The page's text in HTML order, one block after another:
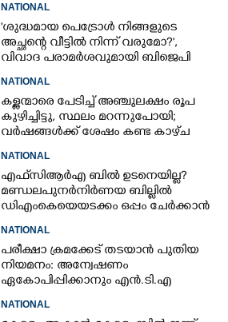
നിയമസഭ
NATIONAL
'ശുദ്ധമായ പെട്രോൾ നിങ്ങളുടെ
അച്ഛന്റെ വീട്ടിൽ നിന്ന് വരുമോ?',
വിവാദ പരാമർശവുമായി ബിജെപി
NATIONAL
കള്ളന്മാരെ പേടിച്ച് അഞ്ചുലക്ഷം രൂപ
കുഴിച്ചിട്ടു, സ്ഥലം മറന്നുപോയി;
വർഷങ്ങൾക്ക് ശേഷം കണ്ട കാഴ്‌ച
NATIONAL
എഫ്‌സിആർഎ ബിൽ ഉടനെയില്ല?
മണ്ഡലപുനർനിർണയ ബില്ലിൽ
ഡിഎംകെയെയടക്കം ഒപ്പം ചേർക്കാൻ
NATIONAL
പരീക്ഷാ ക്രമക്കേട് തടയാൻ പുതിയ
നിയമനം: അന്വേഷണം
ഏകോപിപ്പിക്കാനും എൻ‌.ടി‌.എ
NATIONAL